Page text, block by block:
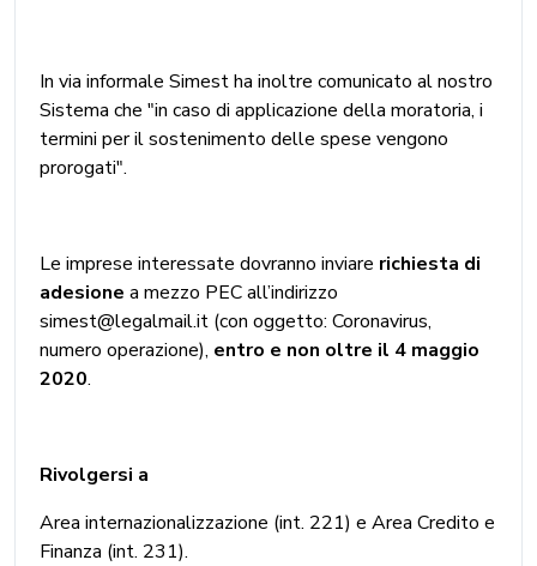
In via informale Simest ha inoltre comunicato al nostro
Sistema che "in caso di applicazione della moratoria, i
termini per il sostenimento delle spese vengono
prorogati".
Le imprese interessate dovranno inviare richiesta di
adesione a mezzo PEC all’indirizzo
simest@legalmail.it (con oggetto: Coronavirus,
numero operazione), entro e non oltre il 4 maggio
2020.
Rivolgersi a
Area internazionalizzazione (int. 221) e Area Credito e
Finanza (int. 231).